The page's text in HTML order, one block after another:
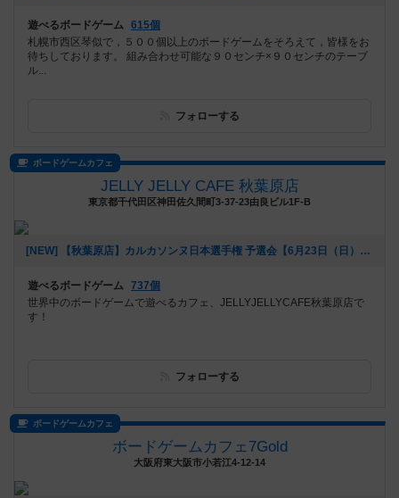
遊べるボードゲーム 615個
札幌市西区琴似で，５００個以上のボードゲームをそろえて，皆様をお
待ちしております。 組み合わせ可能な９０センチ×９０センチのテーブ
ル...
フォローする
ボードゲームカフェ
JELLY JELLY CAFE 秋葉原店
東京都千代田区神田佐久間町3-37-23由良ビル1F-B
[NEW] 【秋葉原店】カルカソンヌ日本選手権 予選会【6月23日（日）】（2024年05月15日 15時55分）
遊べるボードゲーム 737個
世界中のボードゲームで遊べるカフェ、JELLYJELLYCAFE秋葉原店で
す！
フォローする
ボードゲームカフェ
ボードゲームカフェ7Gold
大阪府東大阪市小若江4-12-14